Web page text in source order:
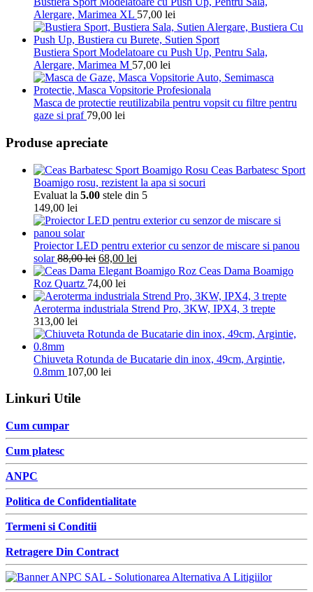
Alergare, Marimea XL 57,00 lei
Bustiera Sport Modelatoare cu Push Up, Pentru Sala,
Alergare, Marimea M 57,00 lei
Masca de protectie reutilizabila pentru vopsit cu filtre pentru
gaze si praf 79,00 lei
Produse apreciate
Ceas Barbatesc Sport
Boamigo rosu, rezistent la apa si socuri
Evaluat la 5.00 stele din 5
149,00 lei
Proiector LED pentru exterior cu senzor de miscare si panou
solar 88,00lei 68,00 lei
Ceas Dama Boamigo
Roz Quartz 74,00 lei
Aeroterma industriala Strend Pro, 3KW, IPX4, 3 trepte
313,00 lei
Chiuveta Rotunda de Bucatarie din inox, 49cm, Argintie,
0.8mm 107,00 lei
Linkuri Utile
Cum cumpar
Cum platesc
ANPC
Politica de Confidentialitate
Termeni si Conditii
Retragere Din Contract